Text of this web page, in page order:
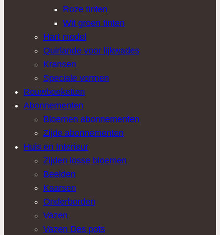
Roze tinten
Wit groen tinten
Hart model
Quirlande voor lijkwades
Kransen
Speciale vormen
Rouwboeketten
Abonnementen
Bloemen abonnementen
Zijde abonnementen
Huis en Interieur
Zijden losse bloemen
Beelden
Kaarsen
Onderborden
Vazen
Vazen Des pots